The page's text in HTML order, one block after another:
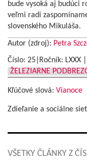
bude vysoká aj budúci
veľmi radi
slovenského Mikuláša.
Autor (zdroj): Petra
Číslo: 25|Ročník: LXXX
ŽELEZIARNE
Kľúčové slová: Vianoce
Zdieľanie a sociálne
VŠETKY ČLÁNKY Z